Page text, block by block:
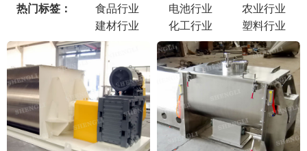
热门标签： 食品行业 电池行业
农业行业
建材行业
化工行业 塑料行业